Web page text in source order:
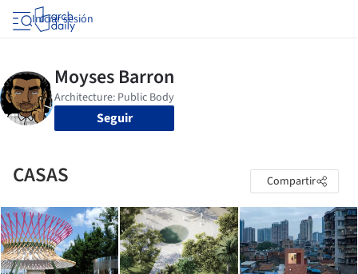
Iniciar sesión
Seguir
CASAS Compartir